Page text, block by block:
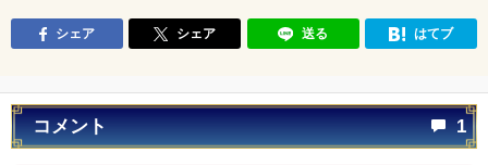
シェア シェア 送る はてブ
コメント 1